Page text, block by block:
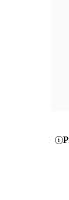
Tip
Tip: